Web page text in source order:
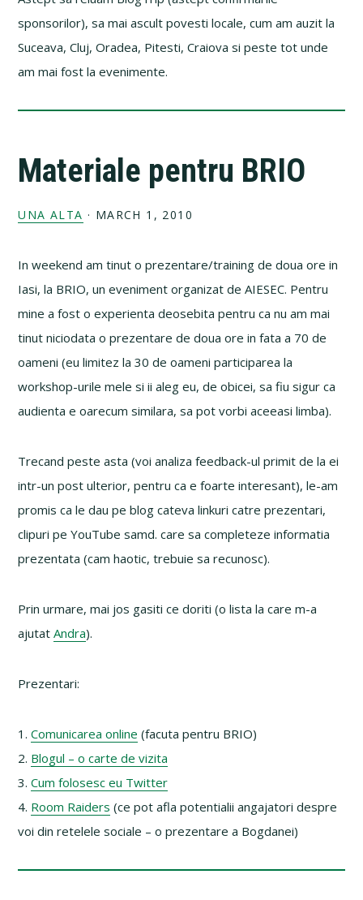
sponsorilor), sa mai ascult povesti locale, cum am auzit la
Suceava, Cluj, Oradea, Pitesti, Craiova si peste tot unde
am mai fost la evenimente.
Materiale pentru BRIO
UNA ALTA · MARCH 1, 2010
In weekend am tinut o prezentare/training de doua ore in
Iasi, la BRIO, un eveniment organizat de AIESEC. Pentru
mine a fost o experienta deosebita pentru ca nu am mai
tinut niciodata o prezentare de doua ore in fata a 70 de
oameni (eu limitez la 30 de oameni participarea la
workshop-urile mele si ii aleg eu, de obicei, sa fiu sigur ca
audienta e oarecum similara, sa pot vorbi aceeasi limba).
Trecand peste asta (voi analiza feedback-ul primit de la ei
intr-un post ulterior, pentru ca e foarte interesant), le-am
promis ca le dau pe blog cateva linkuri catre prezentari,
clipuri pe YouTube samd. care sa completeze informatia
prezentata (cam haotic, trebuie sa recunosc).
Prin urmare, mai jos gasiti ce doriti (o lista la care m-a
ajutatAndra).
Prezentari:
1.Comunicarea online (facuta pentru BRIO)
2. Blogul – o carte de vizita
3.Cum folosesc eu Twitter
4. Room Raiders (ce pot afla potentialii angajatori despre
voi din retelele sociale – o prezentare a Bogdanei)